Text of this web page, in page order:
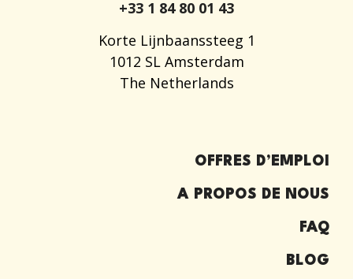
+33 1 84 80 01 43
Korte Lijnbaanssteeg 1
1012 SL Amsterdam
The Netherlands
OFFRES D’EMPLOI
A PROPOS DE NOUS
FAQ
BLOG